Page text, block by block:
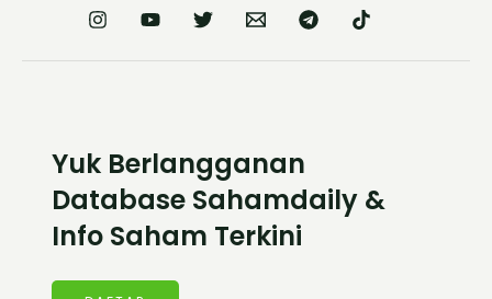
Yuk Berlangganan
Database Sahamdaily &
Info Saham Terkini